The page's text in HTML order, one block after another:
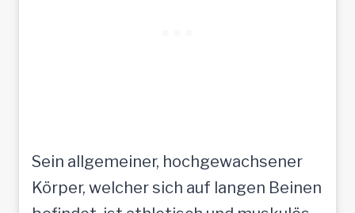
Sein allgemeiner, hochgewachsener
Körper, welcher sich auf langen Beinen